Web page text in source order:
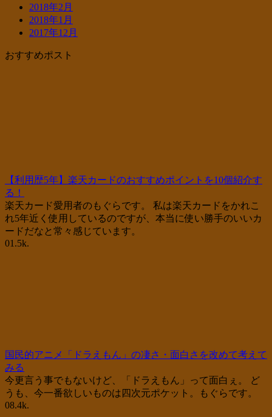
2018年2月
2018年1月
2017年12月
おすすめポスト
【利用歴5年】楽天カードのおすすめポイントを10個紹介す
る！
楽天カード愛用者のもぐらです。 私は楽天カードをかれこ
れ5年近く使用しているのですが、本当に使い勝手のいいカ
ードだなと常々感じています。
01.5k.
国民的アニメ「ドラえもん」の凄さ・面白さを改めて考えて
みる
今更言う事でもないけど、「ドラえもん」って面白ぇ。 ど
うも、今一番欲しいものは四次元ポケット。もぐらです。
08.4k.